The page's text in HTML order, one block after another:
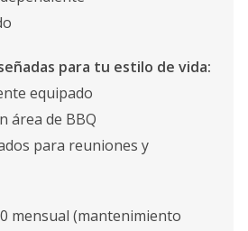
para tu estilo de vida:
equipado
área de BBQ
para reuniones y
mensual (mantenimiento